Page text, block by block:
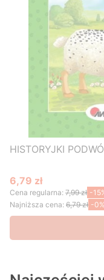
HISTORYJKI
Cena promocyjna
6,79 zł
Cena regularna: 7,99 zł -
Najniższa cena: 6,79 zł -0%